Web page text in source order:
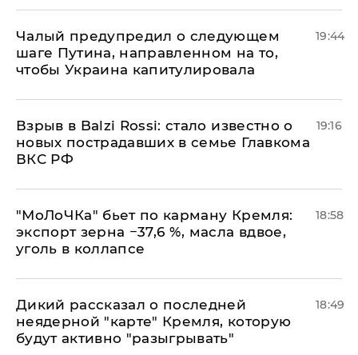
Чалый предупредил о следующем
шаге Путина, направленном на то,
чтобы Украина капитулировала
19:44
Взрыв в Balzi Rossi: стало известно о
новых пострадавших в семье Главкома
ВКС РФ
19:16
​"МоЛоЧКа" бьет по карману Кремля:
экспорт зерна −37,6 %, масла вдвое,
уголь в коллапсе
18:58
Дикий рассказал о последней
неядерной "карте" Кремля, которую
будут активно "разыгрывать"
18:49